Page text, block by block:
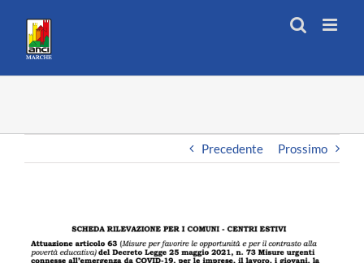
contenuto
Precedente Prossimo
immagine